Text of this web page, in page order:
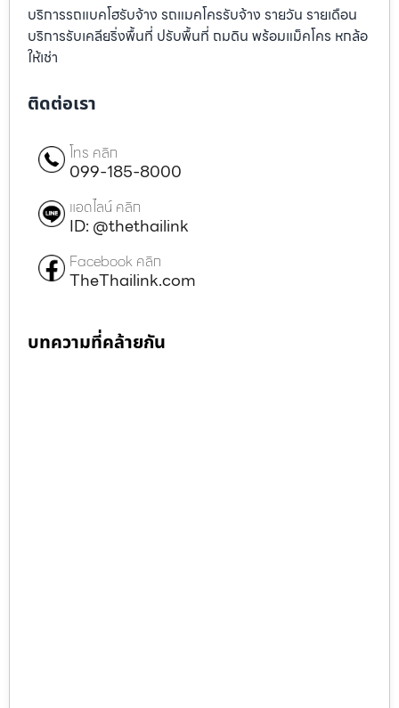
บริการรถแบคโฮรับจ้าง รถแมคโครรับจ้าง รายวัน รายเดือน
บริการรับเคลียริ่งพื้นที่ ปรับพื้นที่ ถมดิน พร้อมแม็คโคร หกล้อ
ให้เช่า
ติดต่อเรา
โทร คลิก
099-185-8000
แอดไลน์ คลิก
ID: @thethailink
Facebook คลิก
TheThailink.com
บทความที่คล้ายกัน